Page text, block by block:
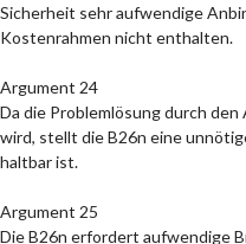
Sicherheit sehr aufwendige
Kostenrahmen nicht enthalten.
Argument 24
Da die Problemlösung durch
wird, stellt die B26n eine
haltbar ist.
Argument 25
Die B26n erfordert aufwendige